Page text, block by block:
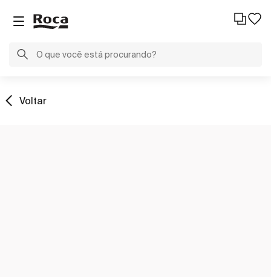
Voltar